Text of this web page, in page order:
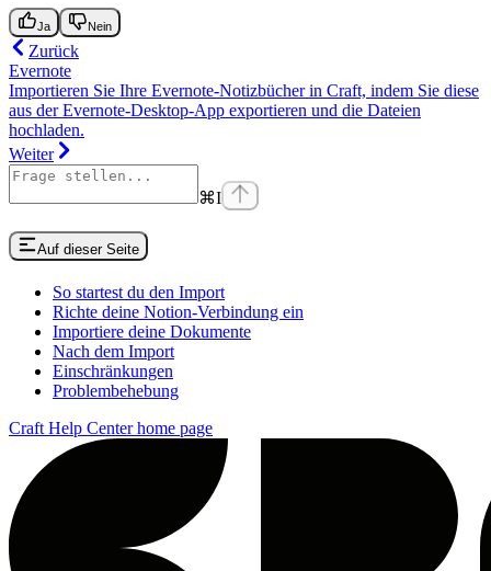
Ja Nein
Zurück
Evernote
Importieren Sie Ihre Evernote-Notizbücher in Craft, indem Sie diese
aus der Evernote-Desktop-App exportieren und die Dateien
hochladen.
Weiter
⌘I
Auf dieser Seite
So startest du den Import
Richte deine Notion-Verbindung ein
Importiere deine Dokumente
Nach dem Import
Einschränkungen
Problembehebung
Craft Help Centerhome page